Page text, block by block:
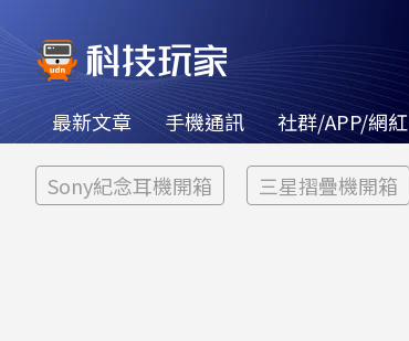
最新文章 手機通訊 社群/APP/網紅
Sony紀念耳機開箱 三星摺疊機開箱